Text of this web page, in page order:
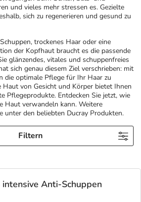
7
Haar und Kopfhaut
Deals
und vieles mehr stressen es. Gezielte
sich zu regenerieren und gesund zu
trockenes Haar oder eine
der Kopfhaut braucht es die passende
glänzendes, vitales und schuppenfreies
sich genau diesem Ziel verschrieben: mit
die optimale Pflege für Ihr Haar zu
Haut von Gesicht und Körper bietet Ihnen
Pflegeprodukte. Entdecken Sie jetzt, wie
Haut verwandeln kann. Weitere
unter den beliebten Ducray Produkten.
Filtern
Anti-Schuppen